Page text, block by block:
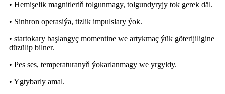
• Hemişelik magnitleriň tolgunmagy, tolgundyryjy tok gerek däl.
• Sinhron operasiýa, tizlik impulslary ýok.
• startokary başlangyç momentine we artykmaç ýük göterijiligine
düzülip bilner.
• Pes ses, temperaturanyň ýokarlanmagy we yrgyldy.
• Ygtybarly amal.